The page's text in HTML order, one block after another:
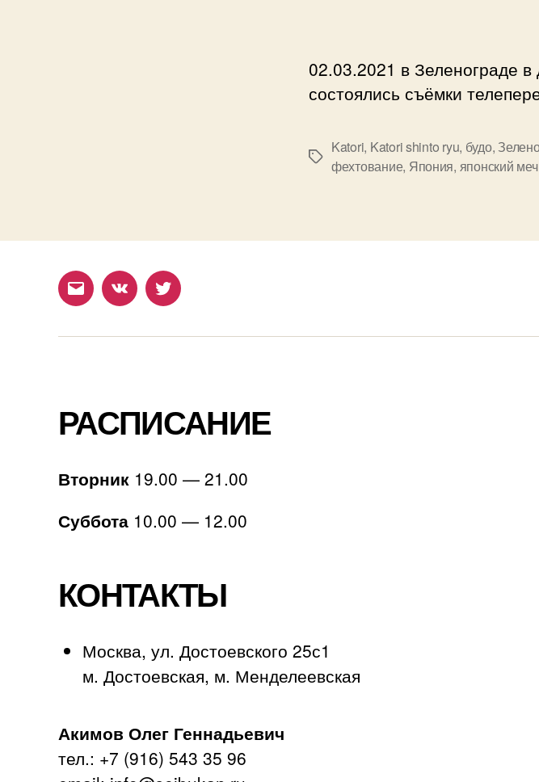
02.03.2021 в Зеленограде
состоялись съёмки
Метки
Katori, Katori shinto ryu, будо,
фехтование, Япония, японский меч
Email ВКонтакте
Twitter
РАСПИСАНИЕ
Вторник 19.00 — 21.00
Суббота 10.00 — 12.00
КОНТАКТЫ
Москва, ул. Достоевского 25с1
м. Достоевская, м. Менделеевская
Акимов Олег Геннадьевич
тел.: +7 (916) 543 35 96